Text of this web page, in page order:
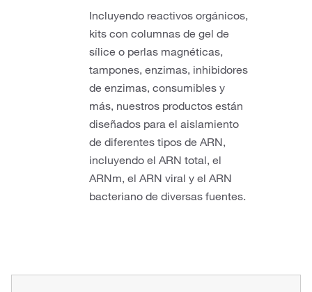
Incluyendo reactivos orgánicos,
kits con columnas de gel de
sílice o perlas magnéticas,
tampones, enzimas, inhibidores
de enzimas, consumibles y
más, nuestros productos están
diseñados para el aislamiento
de diferentes tipos de ARN,
incluyendo el ARN total, el
ARNm, el ARN viral y el ARN
bacteriano de diversas fuentes.